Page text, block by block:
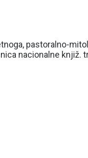
pastoralno-
nacionalne knjiž.